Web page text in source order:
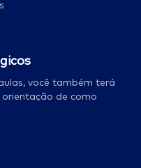
você também terá
orientação de como